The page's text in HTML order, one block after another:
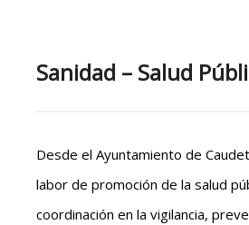
Sanidad – Salud
Desde el Ayuntamiento de
labor de promoción de la salud
coordinación en la vigilancia,